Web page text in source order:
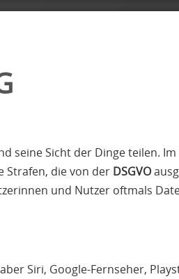
seine Sicht der Dinge teilen.
Strafen, die von der DSGVO
und Nutzer oftmals
Siri, Google-Fernseher,